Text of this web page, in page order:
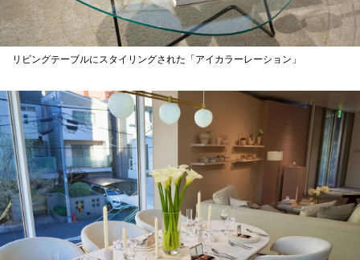
リビングテーブルにスタイリングされた「アイカラーレーション」